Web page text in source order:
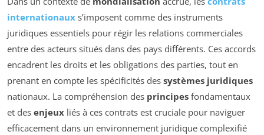
internationaux s’imposent comme des instruments
juridiques essentiels pour régir les relations commerciales
entre des acteurs situés dans des pays différents. Ces accords
encadrent les droits et les obligations des parties, tout en
prenant en compte les spécificités des systèmes juridiques
nationaux. La compréhension des principes fondamentaux
et des enjeux liés à ces contrats est cruciale pour naviguer
efficacement dans un environnement juridique complexifié